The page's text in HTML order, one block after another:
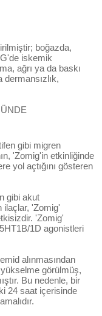
boğazda,
iskemik
ağrı ya da baskı
dermansızlık,
gibi migren
'Zomig'in etkinliğinde
yol açtığını gösteren
gibi akut
ilaçlar, 'Zomig'
'Zomig'
1D agonistleri
alınmasından
görülmüş,
Bu nedenle, bir
24 saat içerisinde